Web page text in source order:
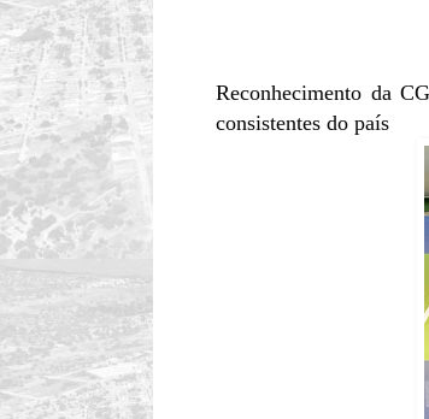
Reconhecimento da
consistentes do país